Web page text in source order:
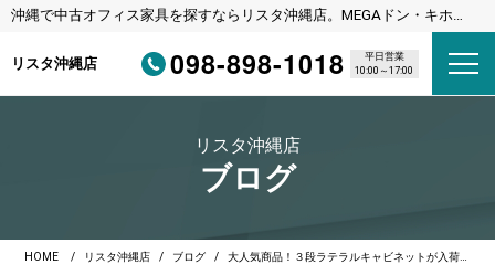
沖縄で中古オフィス家具を探すならリスタ沖縄店。MEGAドン・キホー
リスタ沖縄店
098-898-1018
平日営業
10:00～17:00
リスタ沖縄店
ブログ
HOME リスタ沖縄店 ブログ 大人気商品！３段ラテラルキャビネットが入荷致しました～！